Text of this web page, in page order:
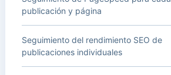
publicación y página
Seguimiento del rendimiento SEO de
publicaciones individuales